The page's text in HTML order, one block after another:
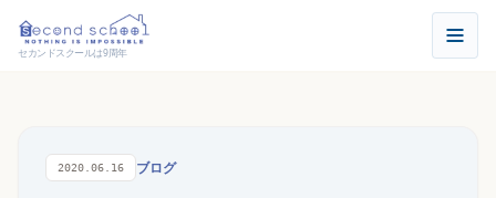
セカンドスクールは9周年
2020.06.16 ブログ